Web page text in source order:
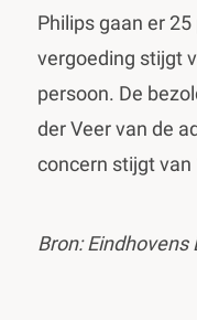
Philips gaan er
vergoeding stijgt
persoon. De
der Veer van de
concern stijgt van
Bron: Eindhovens